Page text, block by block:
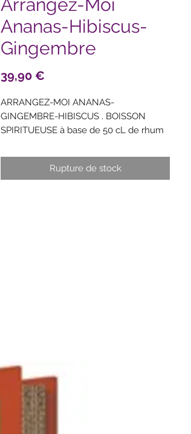
Arrangez-Moi
Ananas-Hibiscus-
Gingembre
39,90 €
ARRANGEZ-MOI ANANAS-
GINGEMBRE-HIBISCUS . BOISSON
SPIRITUEUSE à base de 50 cL de rhum
vol. + 230 g de fruits et épices.
Rupture de stock